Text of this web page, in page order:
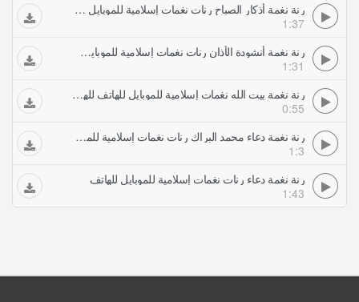
رنة نغمة أذكار الصباح رنات نغمات إسلامية للموبايل للهاتف
1:37
رنة نغمة أنشودة الأذان رنات نغمات إسلامية للموبايل للهاتف
1:31
رنة نغمة بيت الله نغمات إسلامية للموبايل للهاتف للهاتف للهاتف للهاتف للهاتف للهاتف للهاتف للهاتف
0:55
رنة نغمة دعاء محمد البراك رنات نغمات إسلامية للموبايل للهاتف
1:3
رنة نغمة دعاء رنات نغمات إسلامية للموبايل للهاتف
1:43